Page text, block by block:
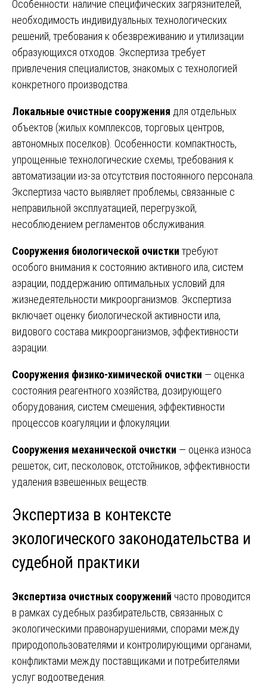
Особенности: наличие специфических загрязнителей,
необходимость индивидуальных технологических
решений, требования к обезвреживанию и утилизации
образующихся отходов. Экспертиза требует
привлечения специалистов, знакомых с технологией
конкретного производства.
Локальные очистные сооружения для отдельных
объектов (жилых комплексов, торговых центров,
автономных поселков). Особенности: компактность,
упрощенные технологические схемы, требования к
автоматизации из-за отсутствия постоянного персонала.
Экспертиза часто выявляет проблемы, связанные с
неправильной эксплуатацией, перегрузкой,
несоблюдением регламентов обслуживания.
Сооружения биологической очистки требуют
особого внимания к состоянию активного ила, систем
аэрации, поддержанию оптимальных условий для
жизнедеятельности микроорганизмов. Экспертиза
включает оценку биологической активности ила,
видового состава микроорганизмов, эффективности
аэрации.
Сооружения физико-химической очистки — оценка
состояния реагентного хозяйства, дозирующего
оборудования, систем смешения, эффективности
процессов коагуляции и флокуляции.
Сооружения механической очистки — оценка износа
решеток, сит, песколовок, отстойников, эффективности
удаления взвешенных веществ.
Экспертиза в контексте
экологического законодательства и
судебной практики
Экспертиза очистных сооружений часто проводится
в рамках судебных разбирательств, связанных с
экологическими правонарушениями, спорами между
природопользователями и контролирующими органами,
конфликтами между поставщиками и потребителями
услуг водоотведения.